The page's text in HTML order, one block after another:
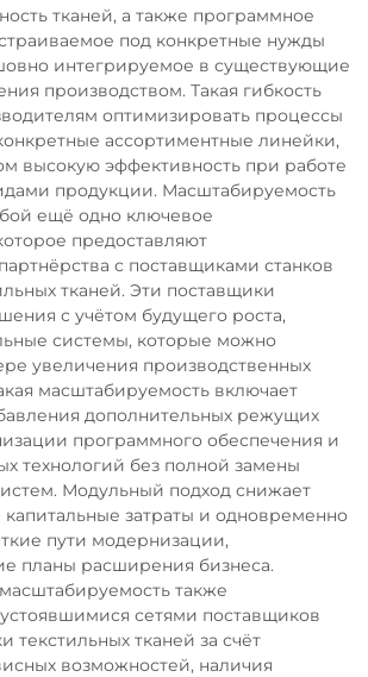
тканей, а также программное
под конкретные нужды
интегрируемое в существующие
производством. Такая гибкость
оптимизировать процессы
ассортиментные линейки,
высокую эффективность при работе
продукции. Масштабируемость
ещё одно ключевое
предоставляют
с поставщиками станков
тканей. Эти поставщики
с учётом будущего роста,
системы, которые можно
увеличения производственных
масштабируемость включает
дополнительных режущих
программного обеспечения и
технологий без полной замены
Модульный подход снижает
затраты и одновременно
пути модернизации,
планы расширения бизнеса.
также
сетями поставщиков
текстильных тканей за счёт
возможностей, наличия